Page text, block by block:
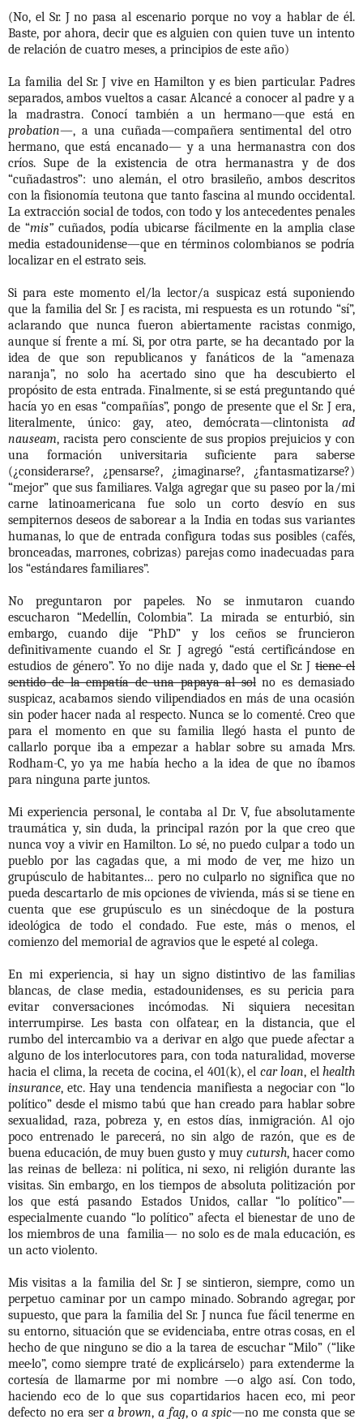
(No, el Sr. J no pasa al escenario porque no voy a hablar de él.
Baste, por ahora, decir que es alguien con quien tuve un intento
de relación de cuatro meses, a principios de este año)
La familia del Sr. J vive en Hamilton y es bien particular. Padres
separados, ambos vueltos a casar. Alcancé a conocer al padre y a
la madrastra. Conocí también a un hermano—que está en
probation—, a una cuñada—compañera sentimental del otro
hermano, que está encanado— y a una hermanastra con dos
críos. Supe de la existencia de otra hermanastra y de dos
“cuñadastros”: uno alemán, el otro brasileño, ambos descritos
con la fisionomía teutona que tanto fascina al mundo occidental.
La extracción social de todos, con todo y los antecedentes penales
de “mis”cuñados, podía ubicarse fácilmente en la amplia clase
media estadounidense—que en términos colombianos se podría
localizar en el estrato seis.
Si para este momento el/la lector/a suspicaz está suponiendo
que la familia del Sr. J es racista, mi respuesta es un rotundo “sí”,
aclarando que nunca fueron abiertamente racistas conmigo,
aunque sí frente a mí. Si, por otra parte, se ha decantado por la
idea de que son republicanos y fanáticos de la “amenaza
naranja”, no solo ha acertado sino que ha descubierto el
propósito de esta entrada. Finalmente, si se está preguntando qué
hacía yo en esas “compañías”, pongo de presente que el Sr. J era,
literalmente, único: gay, ateo, demócrata—clintonista ad
nauseam, racista pero consciente de sus propios prejuicios y con
una formación universitaria suficiente para saberse
(¿considerarse?, ¿pensarse?, ¿imaginarse?, ¿fantasmatizarse?)
“mejor” que sus familiares. Valga agregar que su paseo por la/mi
carne latinoamericana fue solo un corto desvío en sus
sempiternos deseos de saborear a la India en todas sus variantes
humanas, lo que de entrada configura todas sus posibles (cafés,
bronceadas, marrones, cobrizas) parejas como inadecuadas para
los “estándares familiares”.
No preguntaron por papeles. No se inmutaron cuando
escucharon “Medellín, Colombia”. La mirada se enturbió, sin
embargo, cuando dije “PhD” y los ceños se fruncieron
definitivamente cuando el Sr. J agregó “está certificándose en
estudios de género”. Yo no dije nada y, dado que el Sr. Jtiene el
sentido de la empatía de una papaya al solno es demasiado
suspicaz, acabamos siendo vilipendiados en más de una ocasión
sin poder hacer nada al respecto. Nunca se lo comenté. Creo que
para el momento en que su familia llegó hasta el punto de
callarlo porque iba a empezar a hablar sobre su amada Mrs.
Rodham-C, yo ya me había hecho a la idea de que no íbamos
para ninguna parte juntos.
Mi experiencia personal, le contaba al Dr. V, fue absolutamente
traumática y, sin duda, la principal razón por la que creo que
nunca voy a vivir en Hamilton. Lo sé, no puedo culpar a todo un
pueblo por las cagadas que, a mi modo de ver, me hizo un
grupúsculo de habitantes… pero no culparlo no significa que no
pueda descartarlo de mis opciones de vivienda, más si se tiene en
cuenta que ese grupúsculo es un sinécdoque de la postura
ideológica de todo el condado. Fue este, más o menos, el
comienzo del memorial de agravios que le espeté al colega.
En mi experiencia, si hay un signo distintivo de las familias
blancas, de clase media, estadounidenses, es su pericia para
evitar conversaciones incómodas. Ni siquiera necesitan
interrumpirse. Les basta con olfatear, en la distancia, que el
rumbo del intercambio va a derivar en algo que puede afectar a
alguno de los interlocutores para, con toda naturalidad, moverse
hacia el clima, la receta de cocina, el 401(k), el car loan, elhealth
insurance, etc. Hay una tendencia manifiesta a negociar con “lo
político” desde el mismo tabú que han creado para hablar sobre
sexualidad, raza, pobreza y, en estos días, inmigración. Al ojo
poco entrenado le parecerá, no sin algo de razón, que es de
buena educación, de muy buen gusto y muy cutursh, hacer como
las reinas de belleza: ni política, ni sexo, ni religión durante las
visitas. Sin embargo, en los tiempos de absoluta politización por
los que está pasando Estados Unidos, callar “lo político”—
especialmente cuando “lo político” afecta el bienestar de uno de
los miembros de una familia— no solo es de mala educación, es
un acto violento.
Mis visitas a la familia del Sr. J se sintieron, siempre, como un
perpetuo caminar por un campo minado. Sobrando agregar, por
supuesto, que para la familia del Sr. J nunca fue fácil tenerme en
su entorno, situación que se evidenciaba, entre otras cosas, en el
hecho de que ninguno se dio a la tarea de escuchar “Milo” (“like
mee·lo”, como siempre traté de explicárselo) para extenderme la
cortesía de llamarme por mi nombre —o algo así. Con todo,
haciendo eco de lo que sus copartidarios hacen eco, mi peor
defecto no era ser a brown, a fag, o a spic—no me consta que se